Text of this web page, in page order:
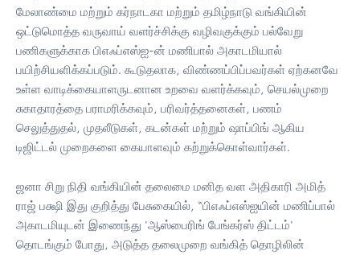
மேலாண்மை மற்றும் கர்நாடகா மற்றும் தமிழ்நாடு வங்கியின்
ஒட்டுமொத்த வருவாய் வளர்ச்சிக்கு வழிவகுக்கும் பல்வேறு
பணிகளுக்காக பிஎஃப்எஸ்ஐ-ன் மணிபால் அகாடமியால்
பயிற்சியளிக்கப்படும். கூடுதலாக, விண்ணப்பிப்பவர்கள் ஏற்கனவே
உள்ள வாடிக்கையாளருடனான உறவை வளர்க்கவும், செயல்முறை
சுகாதாரத்தை பராமரிக்கவும், பரிவர்த்தனைகள், பணம்
செலுத்துதல், முதலீடுகள், கடன்கள் மற்றும் ஷாப்பிங் ஆகிய
டிஜிட்டல் முறைகளை கையாளவும் கற்றுக்கொள்வார்கள்.
ஜனா சிறு நிதி வங்கியின் தலைமை மனித வள அதிகாரி அமித்
ராஜ் பக்ஷி இது குறித்து பேசுகையில், “பிஎஃப்எஸ்ஐயின் மணிப்பால்
அகாடமியுடன் இணைந்து 'ஆஸ்பைரிங் பேங்கர்ஸ் திட்டம்'
தொடங்கும் போது, அடுத்த தலைமுறை வங்கித் தொழிலின்